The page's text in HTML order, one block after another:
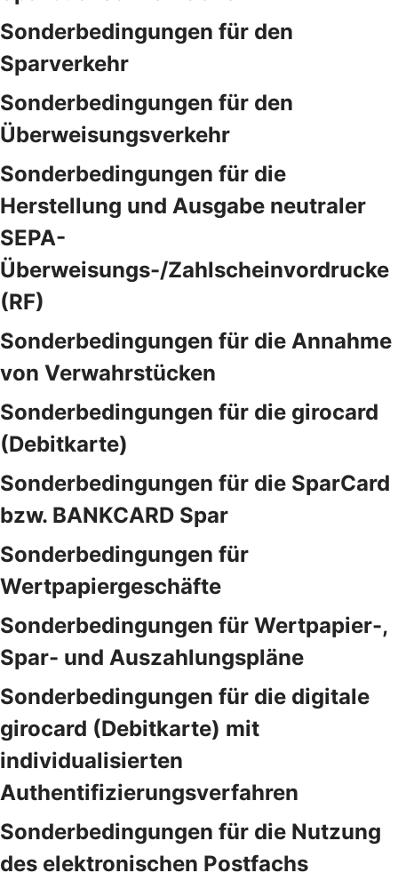
Sonderbedingungen für den
Sparverkehr
Sonderbedingungen für den
Überweisungsverkehr
Sonderbedingungen für die
Herstellung und Ausgabe neutraler
SEPA-
Überweisungs-/Zahlscheinvordrucke
(RF)
Sonderbedingungen für die Annahme
von Verwahrstücken
Sonderbedingungen für die girocard
(Debitkarte)
Sonderbedingungen für die SparCard
bzw. BANKCARD Spar
Sonderbedingungen für
Wertpapiergeschäfte
Sonderbedingungen für Wertpapier-,
Spar- und Auszahlungspläne
Sonderbedingungen für die digitale
girocard (Debitkarte) mit
individualisierten
Authentifizierungsverfahren
Sonderbedingungen für die Nutzung
des elektronischen Postfachs